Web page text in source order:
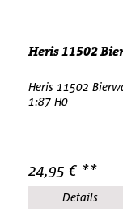
Heris 11502
Heris 11502
1:87 H0
24,95 € **
Details